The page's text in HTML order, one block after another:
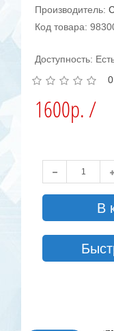
Производитель:
Код товара:
Доступность:
1600р. /
В